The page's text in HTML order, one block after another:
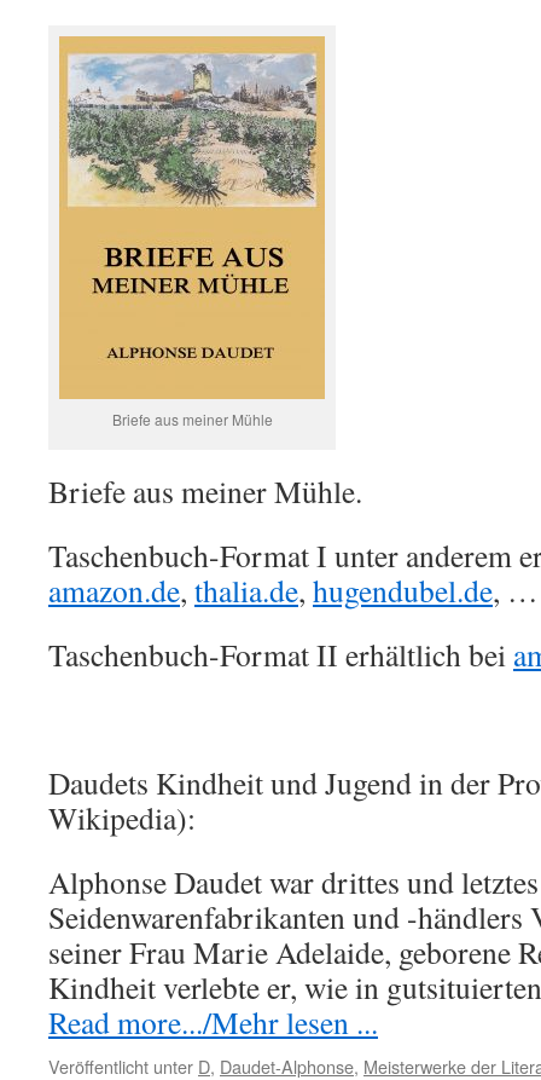
Briefe aus meiner Mühle
Briefe aus meiner Mühle.
Taschenbuch-Format I unter anderem
amazon.de, thalia.de, hugendubel.de, …
Taschenbuch-Format II erhältlich bei
Daudets Kindheit und Jugend in der
Wikipedia):
Alphonse Daudet war drittes und
Seidenwarenfabrikanten und -händlers
seiner Frau Marie Adelaide, geborene
Kindheit verlebte er, wie in
Read more.../Mehr lesen ...
Veröffentlicht unter D, Daudet-Alphonse, Meisterwerke der